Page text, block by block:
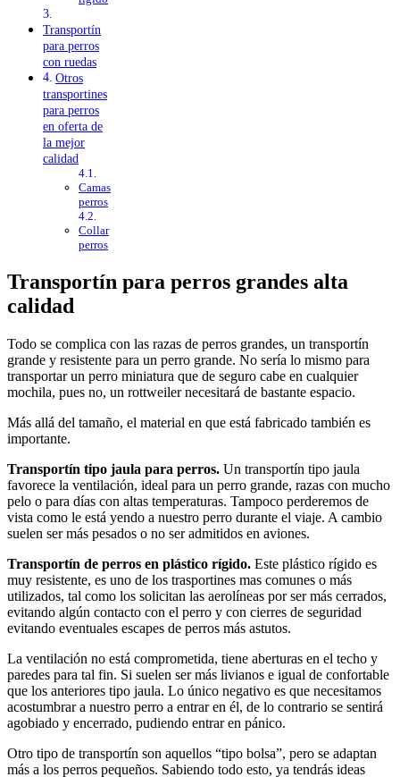
Transportín
para perros
con ruedas
Otros
transportines
para perros
en oferta de
la mejor
calidad
Camas
perros
Collar
perros
Transportín para perros grandes alta
calidad
Todo se complica con las razas de perros grandes, un transportín
grande y resistente para un perro grande. No sería lo mismo para
transportar un perro miniatura que de seguro cabe en cualquier
mochila, pues no, un rottweiler necesitará de bastante espacio.
Más allá del tamaño, el material en que está fabricado también es
importante.
Transportín tipo jaula para perros. Un transportín tipo jaula
favorece la ventilación, ideal para un perro grande, razas con mucho
pelo o para días con altas temperaturas. Tampoco perderemos de
vista como le está yendo a nuestro perro durante el viaje. A cambio
suelen ser más pesados o no ser admitidos en aviones.
Transportín de perros en plástico rígido. Este plástico rígido es
muy resistente, es uno de los trasportines mas comunes o más
utilizados, tal como los solicitan las aerolíneas por ser más cerrados,
evitando algún contacto con el perro y con cierres de seguridad
evitando eventuales escapes de perros más astutos.
La ventilación no está comprometida, tiene aberturas en el techo y
paredes para tal fin. Si suelen ser más livianos e igual de confortable
que los anteriores tipo jaula. Lo único negativo es que necesitamos
acostumbrar a nuestro perro a entrar en él, de lo contrario se sentirá
agobiado y encerrado, pudiendo entrar en pánico.
Otro tipo de transportín son aquellos “tipo bolsa”, pero se adaptan
más a los perros pequeños. Sabiendo todo esto, ya tendrás ideas